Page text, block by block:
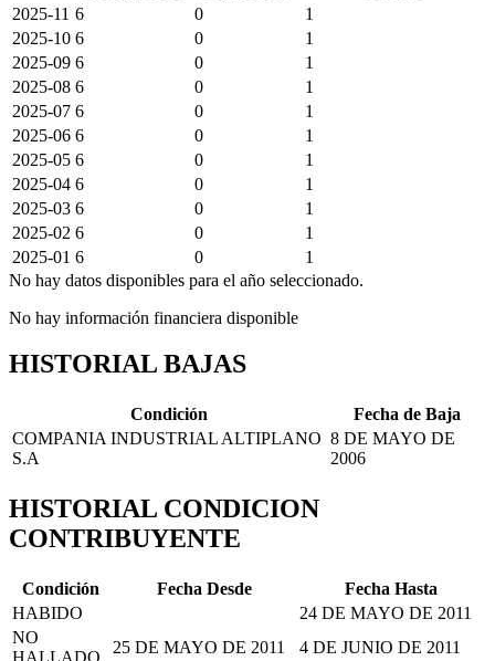
2025-11 6 0
1
2025-10 6 0
1
2025-09 6 0
1
2025-08 6 0
1
2025-07 6 0
1
2025-06 6 0
1
2025-05 6 0
1
2025-04 6 0
1
2025-03 6 0
1
2025-02 6 0
1
2025-01 6 0
1
No hay datos disponibles para el año seleccionado.
No hay información financiera disponible
HISTORIAL BAJAS
Condición
Fecha de Baja
COMPANIA INDUSTRIAL ALTIPLANO
S.A
8 DE MAYO DE
2006
HISTORIAL CONDICION
CONTRIBUYENTE
Condición Fecha Desde
Fecha Hasta
HABIDO
24 DE MAYO DE 2011
NO
25 DE MAYO DE 2011 4 DE JUNIO DE 2011